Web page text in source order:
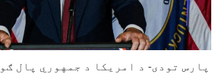
پارس تودی- د امریکا د جمهوري پال